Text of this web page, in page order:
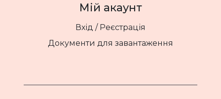
Мій акаунт
Вхід / Реєстрація
Документи для завантаження